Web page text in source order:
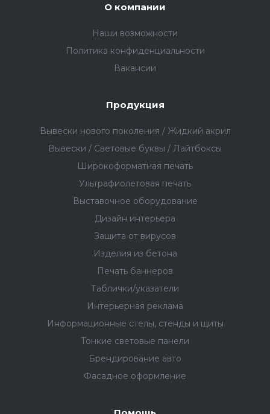
О компании
Наши возможности
Политика конфиденциальности
Вакансии
Продукция
Вывески нового поколения / Жидкий акрил
Вывески / Световые буквы / Лайтбоксы
Широкоформатная печать
Ультрафиолетовая печать
Выставочное оборудование
Дизайн интерьера
Защита от вирусов
Изделия из бетона
Печать баннеров
Таблички/указатели
Интерьерная реклама
Информационные стелы, стенды и щиты
Тонкие световые панели
Брендирование авто
Фасадное оформление